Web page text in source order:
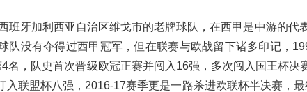
班牙加利西亚自治区维戈市的老牌球队，在西甲是中游的代
队没有夺得过西甲冠军，但在联赛与欧战留下诸多印记，
名，队史首次晋级欧冠正赛并闯入16强，多次闯入国王杯决
联盟杯八强，2016-17赛季更是一路杀进欧联杯半决赛，